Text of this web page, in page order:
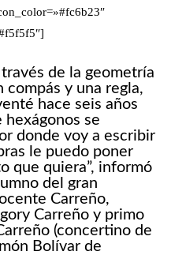
de la geometría
y una regla,
hace seis años
hexágonos se
donde voy a escribir
le puedo poner
que quiera”, informó
del gran
Carreño,
Carreño y primo
(concertino de
Bolívar de